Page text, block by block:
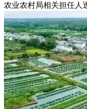
农业农村局相关担任人